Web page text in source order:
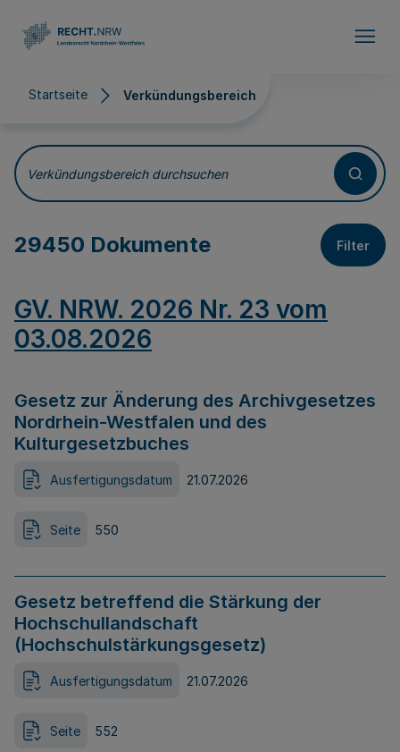
Startseite Verkündungsbereich
Verkündungsbereich
Verkündungsbereich durchsuchen
29450 Dokumente Filter
GV. NRW. 2026 Nr. 23 vom
03.08.2026
Gesetz zur Änderung des Archivgesetzes
Nordrhein-Westfalen und des
Kulturgesetzbuches
Ausfertigungsdatum 21.07.2026
Seite 550
Gesetz betreffend die Stärkung der
Hochschullandschaft
(Hochschulstärkungsgesetz)
Ausfertigungsdatum 21.07.2026
Seite 552